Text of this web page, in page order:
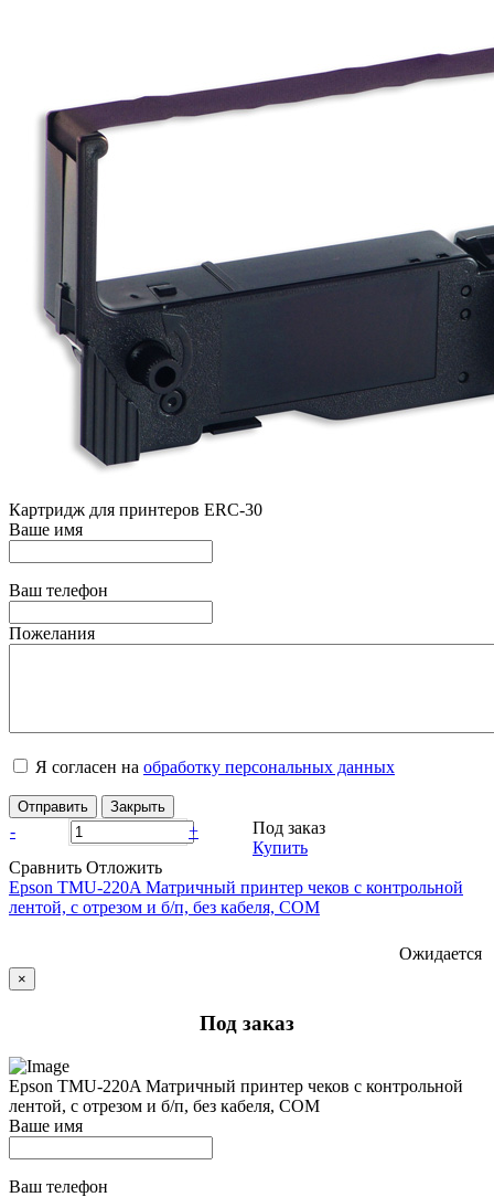
Картридж для принтеров ERC-30
Ваше имя
Ваш телефон
Пожелания
Я согласен на обработку персональных данных
Отправить Закрыть
- +
Под заказ
Купить
Сравнить Отложить
Epson TMU-220A Матричный принтер чеков с контрольной
лентой, с отрезом и б/п, без кабеля, COM
Ожидается
×
Под заказ
Epson TMU-220A Матричный принтер чеков с контрольной
лентой, с отрезом и б/п, без кабеля, COM
Ваше имя
Ваш телефон